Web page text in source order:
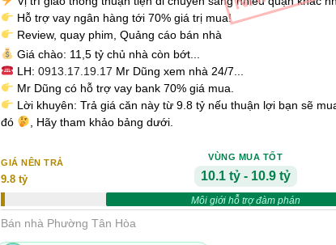
Hỗ trợ vay ngân hàng tới 70% giá trị mua!
Review, quay phim, Quảng cáo bán nhà
Giá chào: 11,5 tỷ chủ nhà còn bớt...
LH: 0913.17.19.17 Mr Dũng xem nhà 24/7...
Mr Dũng có hỗ trợ vay bank 70% giá mua.
Lời khuyên: Trả giá căn này từ 9.8 tỷ nếu thuận lợi bạn sẽ
đó
, Hãy tham khảo bảng dưới.
GIÁ NÊN TRẢ
9.8 tỷ
VÙNG MUA TỐT
10.1 tỷ - 10.9 tỷ
Môi giới hỗ trợ đàm phán
Bán nhà Phường Tân Hòa